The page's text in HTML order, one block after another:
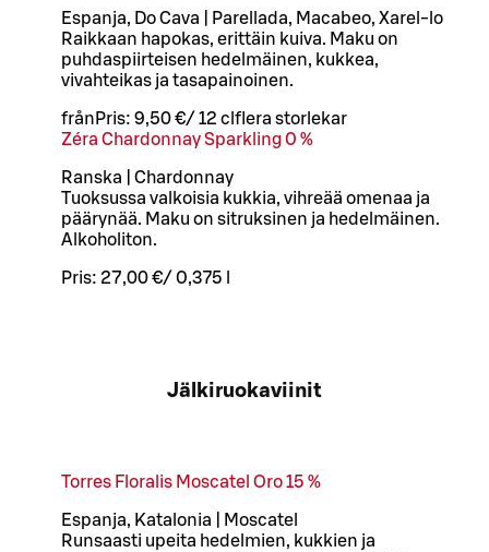
Espanja, Do Cava | Parellada, Macabeo, Xarel-lo
Raikkaan hapokas, erittäin kuiva. Maku on
puhdaspiirteisen hedelmäinen, kukkea,
vivahteikas ja tasapainoinen.
från Pris: 9,50 €/ 12 cl flera storlekar
Zéra Chardonnay Sparkling 0 %
Ranska | Chardonnay
Tuoksussa valkoisia kukkia, vihreää omenaa ja
päärynää. Maku on sitruksinen ja hedelmäinen.
Alkoholiton.
Pris: 27,00 €/ 0,375 l
Jälkiruokaviinit
Torres Floralis Moscatel Oro 15 %
Espanja, Katalonia | Moscatel
Runsaasti upeita hedelmien, kukkien ja